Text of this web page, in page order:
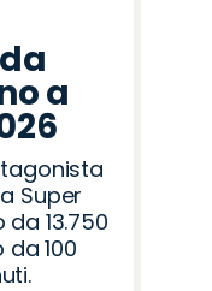
a
Super
13.750
da 100